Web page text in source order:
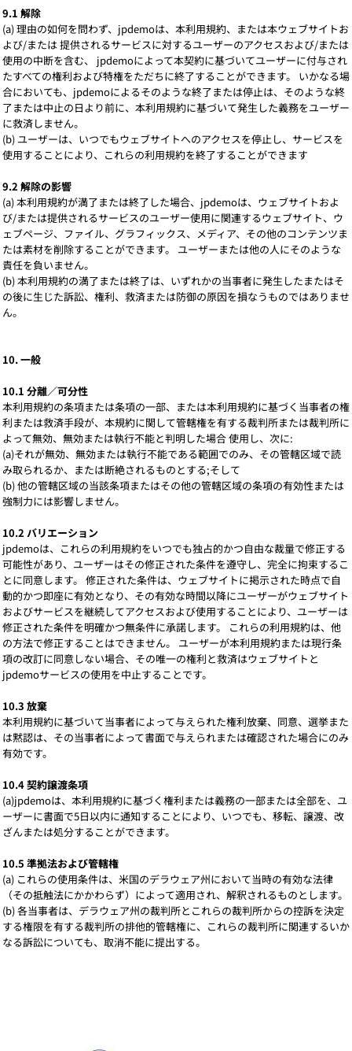
9.1 解除
(a) 理由の如何を問わず、jpdemoは、本利用規約、または本ウェブサイトお
よび/または 提供されるサービスに対するユーザーのアクセスおよび/または
使用の中断を含む、 jpdemoによって本契約に基づいてユーザーに付与され
たすべての権利および特権をただちに終了することができます。 いかなる場
合においても、jpdemoによるそのような終了または停止は、そのような終
了または中止の日より前に、本利用規約に基づいて発生した義務をユーザー
に救済しません。
(b) ユーザーは、いつでもウェブサイトへのアクセスを停止し、サービスを
使用することにより、これらの利用規約を終了することができます
9.2 解除の影響
(a) 本利用規約が満了または終了した場合、jpdemoは、ウェブサイトおよ
び/または提供されるサービスのユーザー使用に関連するウェブサイト、ウ
ェブページ、ファイル、グラフィックス、メディア、その他のコンテンツま
たは素材を削除することができます。 ユーザーまたは他の人にそのような
責任を負いません。
(b) 本利用規約の満了または終了は、いずれかの当事者に発生したまたはそ
の後に生じた訴訟、権利、救済または防御の原因を損なうものではありませ
ん。
10. 一般
10.1 分離／可分性
本利用規約の条項または条項の一部、または本利用規約に基づく当事者の権
利または救済手段が、本規約に関して管轄権を有する裁判所または裁判所に
よって無効、無効または執行不能と判明した場合 使用し、次に:
(a)それが無効、無効または執行不能である範囲でのみ、その管轄区域で読
み取られるか、または断絶されるものとする;そして
(b) 他の管轄区域の当該条項またはその他の管轄区域の条項の有効性または
強制力には影響しません。
10.2 バリエーション
jpdemoは、これらの利用規約をいつでも独占的かつ自由な裁量で修正する
可能性があり、ユーザーはその修正された条件を遵守し、完全に拘束するこ
とに同意します。 修正された条件は、ウェブサイトに掲示された時点で自
動的かつ即座に有効となり、その有効な時間以降にユーザーがウェブサイト
およびサービスを継続してアクセスおよび使用することにより、ユーザーは
修正された条件を明確かつ無条件に承諾します。 これらの利用規約は、他
の方法で修正することはできません。 ユーザーが本利用規約または現行条
項の改訂に同意しない場合、その唯一の権利と救済はウェブサイトと
jpdemoサービスの使用を中止することです。
10.3 放棄
本利用規約に基づいて当事者によって与えられた権利放棄、同意、選挙また
は黙認は、その当事者によって書面で与えられまたは確認された場合にのみ
有効です。
10.4 契約譲渡条項
(a)jpdemoは、本利用規約に基づく権利または義務の一部または全部を、ユ
ーザーに書面で5日以内に通知することにより、いつでも、移転、譲渡、改
ざんまたは処分することができます。
10.5 準拠法および管轄権
(a) これらの使用条件は、米国のデラウェア州において当時の有効な法律
（その抵触法にかかわらず）によって適用され、解釈されるものとします。
(b) 各当事者は、デラウェア州の裁判所とこれらの裁判所からの控訴を決定
する権限を有する裁判所の排他的管轄権に、これらの裁判所に関連するいか
なる訴訟についても、取消不能に提出する。